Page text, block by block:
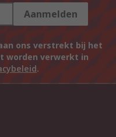
Aanmelden
ons verstrekt bij het
worden verwerkt in
.